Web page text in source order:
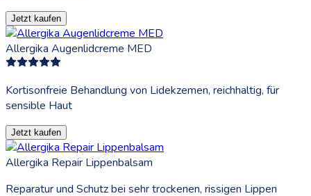
Jetzt kaufen
Allergika Augenlidcreme MED
Kortisonfreie Behandlung von Lidekzemen, reichhaltig, für
sensible Haut
Jetzt kaufen
Allergika Repair Lippenbalsam
Reparatur und Schutz bei sehr trockenen, rissigen Lippen